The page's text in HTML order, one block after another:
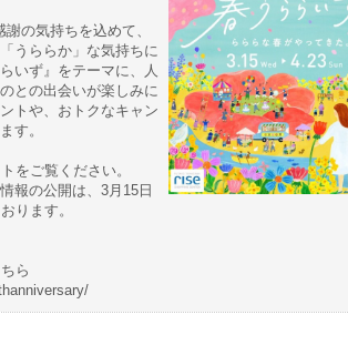
の気持ちを込めて、
うららか」な気持ちに
いず』をテーマに、人
との出会いが楽しみに
トや、おトクなキャン
す。
をご覧ください。
報の公開は、3月15日
ります。
ら